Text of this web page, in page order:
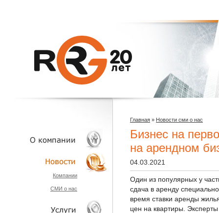
О КОМПАНИИ
НОВОСТИ
Компании
СМИ о нас
Главная » Новости сми о нас
Бизнес на
на арендном
04.03.2021
Один из популярных у
сдача в аренду
время ставки аренды
цен на квартиры.